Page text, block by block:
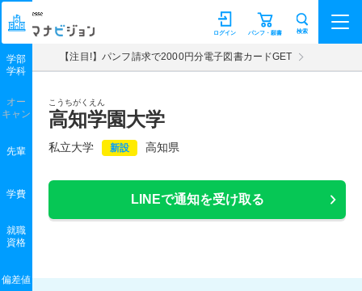
マナビジョン パンフ・願書
ログイン 検索
【注目!】パンフ請求で2000円分電子図書カードGET
こうちがくえん
高知学園大学
私立大学 新設 高知県
LINEで通知を受け取る
学部
学科
オー
キャン
先輩
学費
就職
資格
偏差値